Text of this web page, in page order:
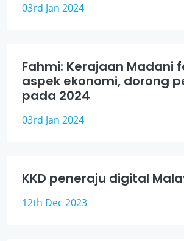
03rd Jan 2024
Fahmi: Kerajaan Madani
aspek ekonomi, dorong
pada 2024
03rd Jan 2024
KKD peneraju digital
12th Dec 2023